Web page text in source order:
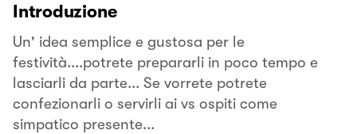
Introduzione
Un' idea semplice e gustosa per le
festività....potrete prepararli in poco tempo e
lasciarli da parte... Se vorrete potrete
confezionarli o servirli ai vs ospiti come
simpatico presente...